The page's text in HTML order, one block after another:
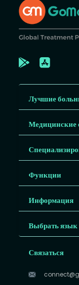
Лучшие
Медицинские
Функции
Информация
Выбрать язык
Связаться